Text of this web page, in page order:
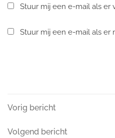
Stuur mij een e-mail als er
Stuur mij een e-mail als er
Vorig
Vorig bericht
Volgend
Volgend bericht